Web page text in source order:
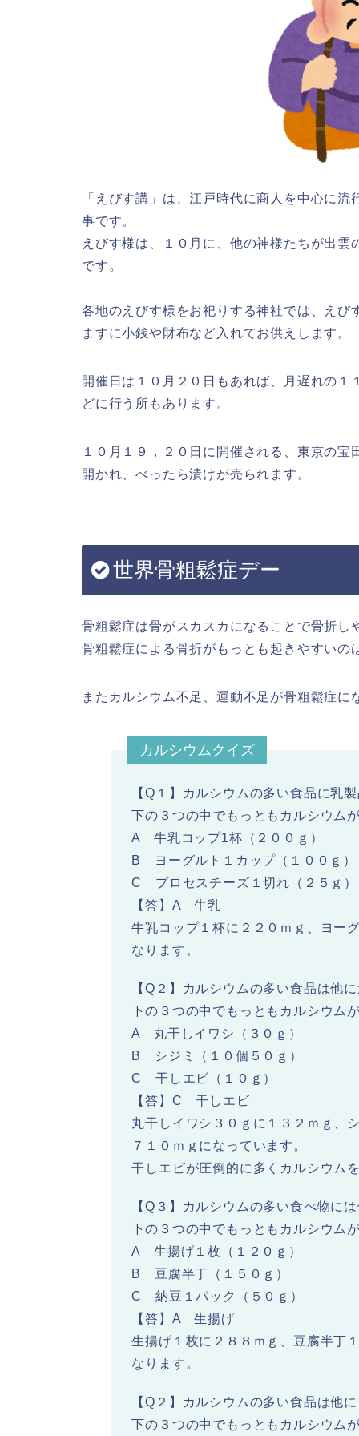
「えびす講」は、江戸時代に商人を中心に
事です。
えびす様は、１０月に、他の神様たちが出
です。
各地のえびす様をお祀りする神社では、え
ますに小銭や財布など入れてお供えします。
開催日は１０月２０日もあれば、月遅れの
どに行う所もあります。
１０月１９，２０日に開催される、東京の
開かれ、べったら漬けが売られます。
世界骨粗鬆症デー
骨粗鬆症は骨がスカスカになることで骨折
骨粗鬆症による骨折がもっとも起きやすいの
またカルシウム不足、運動不足が骨粗鬆症に
カルシウムクイズ
【Q１】カルシウムの多い食品に乳
下の３つの中でもっともカルシウム
A 牛乳コップ1杯（２００ｇ）
B ヨーグルト１カップ（１００ｇ）
C プロセスチーズ１切れ（２５ｇ）
【答】A 牛乳
牛乳コップ１杯に２２０ｍｇ、ヨー
なります。
【Q２】カルシウムの多い食品は他
下の３つの中でもっともカルシウム
A 丸干しイワシ（３０ｇ）
B シジミ（１０個５０ｇ）
C 干しエビ（１０ｇ）
【答】C 干しエビ
丸干しイワシ３０ｇに１３２ｍｇ、
７１０ｍｇになっています。
干しエビが圧倒的に多くカルシウム
【Q３】カルシウムの多い食べ物に
下の３つの中でもっともカルシウム
A 生揚げ１枚（１２０ｇ）
B 豆腐半丁（１５０ｇ）
C 納豆１パック（５０ｇ）
【答】A 生揚げ
生揚げ１枚に２８８ｍｇ、豆腐半丁
なります。
【Q２】カルシウムの多い食品は他
下の３つの中でもっともカルシウム